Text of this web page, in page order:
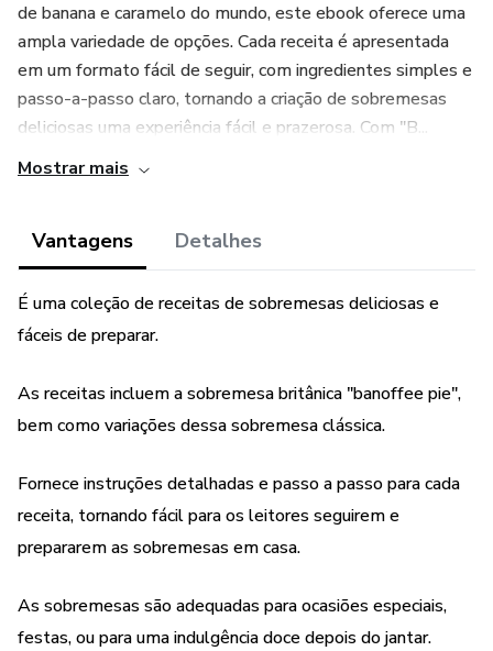
de banana e caramelo do mundo, este ebook oferece uma
ampla variedade de opções. Cada receita é apresentada
em um formato fácil de seguir, com ingredientes simples e
passo-a-passo claro, tornando a criação de sobremesas
deliciosas uma experiência fácil e prazerosa. Com "B...
Mostrar mais
Vantagens Detalhes
É uma coleção de receitas de sobremesas deliciosas e
fáceis de preparar.
As receitas incluem a sobremesa britânica "banoffee pie",
bem como variações dessa sobremesa clássica.
Fornece instruções detalhadas e passo a passo para cada
receita, tornando fácil para os leitores seguirem e
prepararem as sobremesas em casa.
As sobremesas são adequadas para ocasiões especiais,
festas, ou para uma indulgência doce depois do jantar.